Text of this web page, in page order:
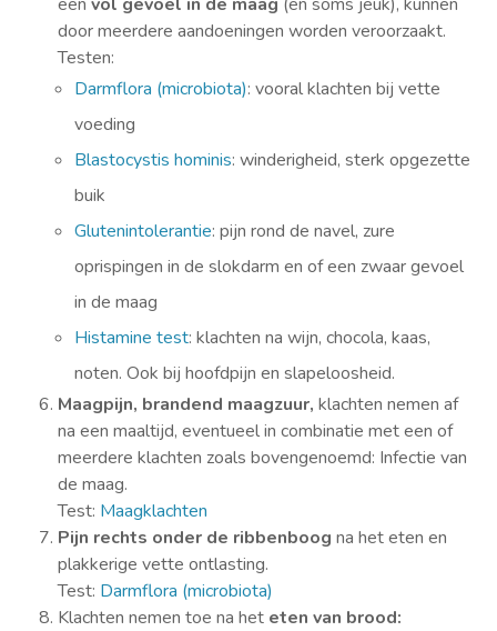
door meerdere aandoeningen worden veroorzaakt.
Testen:
Darmflora (microbiota): vooral klachten bij vette
voeding
Blastocystis hominis: winderigheid, sterk opgezette
buik
Glutenintolerantie: pijn rond de navel, zure
oprispingen in de slokdarm en of een zwaar gevoel
in de maag
Histamine test: klachten na wijn, chocola, kaas,
noten. Ook bij hoofdpijn en slapeloosheid.
Maagpijn, brandend maagzuur, klachten nemen af
na een maaltijd, eventueel in combinatie met een of
meerdere klachten zoals bovengenoemd: Infectie van
de maag.
Test: Maagklachten
Pijn rechts onder de ribbenboog na het eten en
plakkerige vette ontlasting.
Test: Darmflora (microbiota)
Klachten nemen toe na het eten van brood: